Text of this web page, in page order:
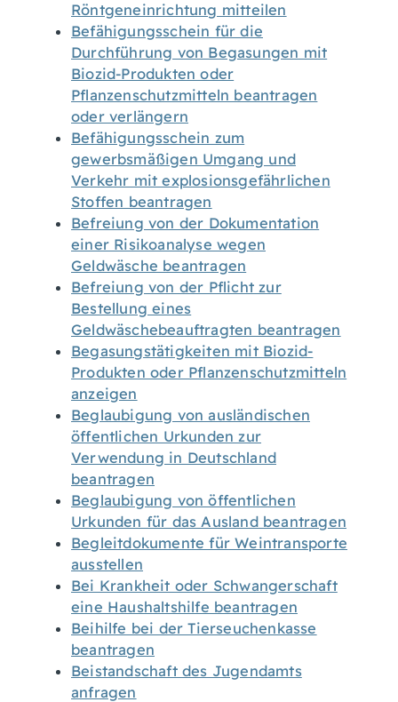
Röntgeneinrichtung mitteilen
Befähigungsschein für die
Durchführung von Begasungen mit
Biozid-Produkten oder
Pflanzenschutzmitteln beantragen
oder verlängern
Befähigungsschein zum
gewerbsmäßigen Umgang und
Verkehr mit explosionsgefährlichen
Stoffen beantragen
Befreiung von der Dokumentation
einer Risikoanalyse wegen
Geldwäsche beantragen
Befreiung von der Pflicht zur
Bestellung eines
Geldwäschebeauftragten beantragen
Begasungstätigkeiten mit Biozid-
Produkten oder Pflanzenschutzmitteln
anzeigen
Beglaubigung von ausländischen
öffentlichen Urkunden zur
Verwendung in Deutschland
beantragen
Beglaubigung von öffentlichen
Urkunden für das Ausland beantragen
Begleitdokumente für Weintransporte
ausstellen
Bei Krankheit oder Schwangerschaft
eine Haushaltshilfe beantragen
Beihilfe bei der Tierseuchenkasse
beantragen
Beistandschaft des Jugendamts
anfragen